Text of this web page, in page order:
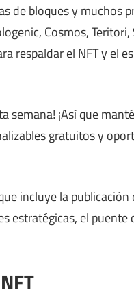
de bloques y muchos
Cosmos, Teritori,
respaldar el NFT y el
semana! ¡Así que
gratuitos y
incluye la
estratégicas, el puente